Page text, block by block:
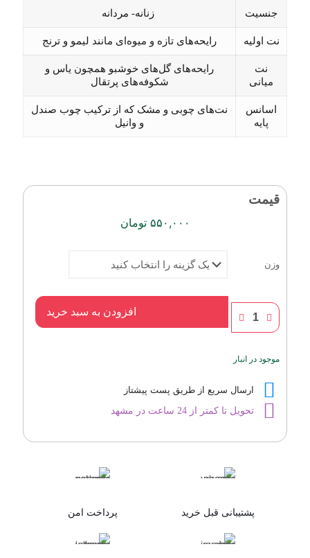
جنسیت زنانه- مردانه
نت اولیه رایحه‌های تازه و میوه‌ای مانند لیمو و ترنج
نت
میانی
رایحه‌های گل‌های خوشبو همچون یاس و
شکوفه‌های پرتقال
اسانس
پایه
نت‌های چوبی و مشک که از ترکیب چوب صندل
و وانیل
قیمت
۵۵۰,۰۰۰ تومان
وزن
عطر
دراکار
نویر
عدد
افزودن به سبد خرید
موجود در انبار
ارسال سریع از طریق پست پیشتاز
تحویل تا کمتر از 24 ساعت در مشهد
پشتیبانی قبل خرید پرداخت امن